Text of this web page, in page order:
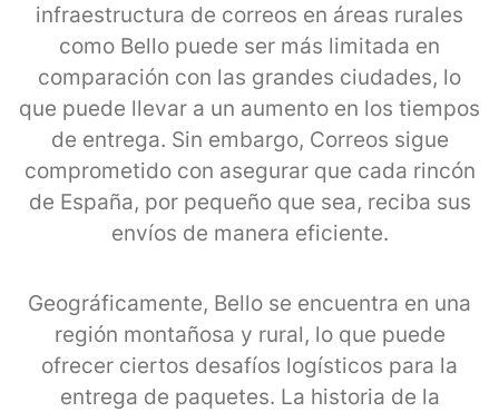
infraestructura de correos en áreas rurales
como Bello puede ser más limitada en
comparación con las grandes ciudades, lo
que puede llevar a un aumento en los tiempos
de entrega. Sin embargo, Correos sigue
comprometido con asegurar que cada rincón
de España, por pequeño que sea, reciba sus
envíos de manera eficiente.
Geográficamente, Bello se encuentra en una
región montañosa y rural, lo que puede
ofrecer ciertos desafíos logísticos para la
entrega de paquetes. La historia de la